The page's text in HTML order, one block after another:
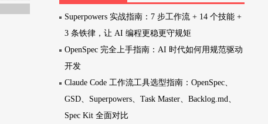
Superpowers 实战指南：7 步工作流 + 14 个技能 +
3 条铁律，让 AI 编程更稳更守规矩
OpenSpec 完全上手指南：AI 时代如何用规范驱动
开发
Claude Code 工作流工具选型指南：OpenSpec、
GSD、Superpowers、Task Master、Backlog.md、
Spec Kit 全面对比